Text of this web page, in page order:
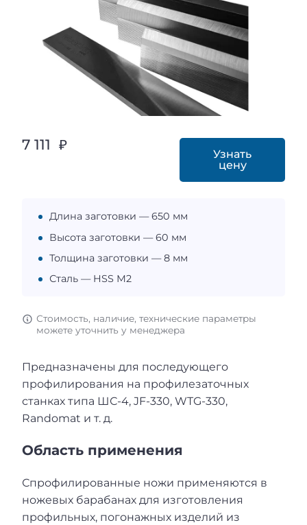
7 111 ₽
Узнать
цену
Длина заготовки — 650 мм
Высота заготовки — 60 мм
Толщина заготовки — 8 мм
Сталь — HSS М2
Стоимость, наличие, технические параметры
можете уточнить у менеджера
Предназначены для последующего
профилирования на профилезаточных
станках типа ШС-4, JF-330, WTG-330,
Randomat и т. д.
Область применения
Спрофилированные ножи применяются в
ножевых барабанах для изготовления
профильных, погонажных изделий из